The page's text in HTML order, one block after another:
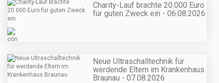
Charity-Lauf brachte 20.000 Euro
für guten Zweck ein - 06.08.2026
Neue Ultraschalltechnik für
werdende Eltern im Krankenhaus
Braunau - 07.08.2026